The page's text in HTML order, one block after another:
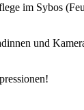
im Sybos
und